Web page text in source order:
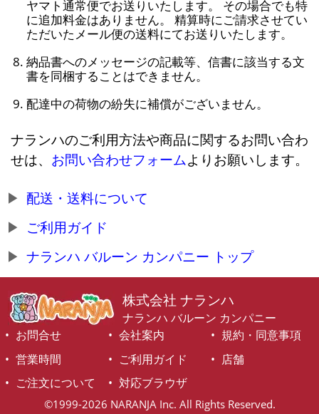
ヤマト通常便でお送りいたします。 その場合でも特
に追加料金はありません。 精算時にご請求させてい
ただいたメール便の送料にてお送りいたします。
納品書へのメッセージの記載等、信書に該当する文
書を同梱することはできません。
配達中の荷物の紛失に補償がございません。
ナランハのご利用方法や商品に関するお問い合わ
せは、 お問い合わせフォームよりお願いします。
配送・送料について
ご利用ガイド
ナランハ バルーン カンパニー トップ
株式会社 ナランハ
ナランハ バルーン カンパニー
お問合せ
会社案内
規約・同意事項
営業時間
ご利用ガイド
店舗
ご注文について
対応ブラウザ
©1999-2026 NARANJA Inc. All Rights Reserved.